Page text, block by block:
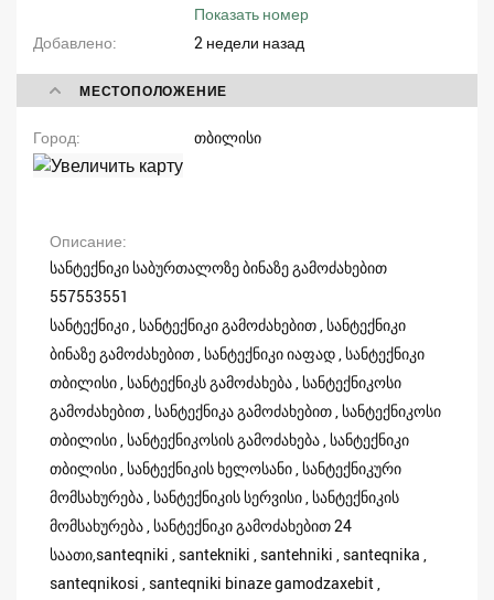
Показать номер
Добавлено
2 недели назад
МЕСТОПОЛОЖЕНИЕ
Город თბილისი
Описание
სანტექნიკი საბურთალოზე ბინაზე გამოძახებით
557553551
სანტექნიკი , სანტექნიკი გამოძახებით , სანტექნიკი
ბინაზე გამოძახებით , სანტექნიკი იაფად , სანტექნიკი
თბილისი , სანტექნიკს გამოძახება , სანტექნიკოსი
გამოძახებით , სანტექნიკა გამოძახებით , სანტექნიკოსი
თბილისი , სანტექნიკოსის გამოძახება , სანტექნიკი
თბილისი , სანტექნიკის ხელოსანი , სანტექნიკური
მომსახურება , სანტექნიკის სერვისი , სანტექნიკის
მომსახურება , სანტექნიკი გამოძახებით 24
საათი,santeqniki , santekniki , santehniki , santeqnika ,
santeqnikosi , santeqniki binaze gamodzaxebit ,